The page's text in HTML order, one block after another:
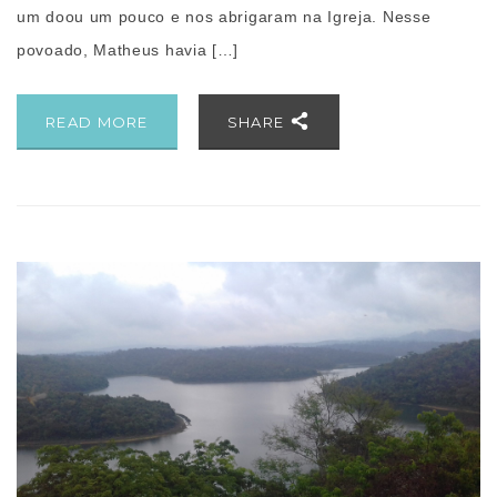
um doou um pouco e nos abrigaram na Igreja. Nesse
povoado, Matheus havia […]
READ MORE SHARE